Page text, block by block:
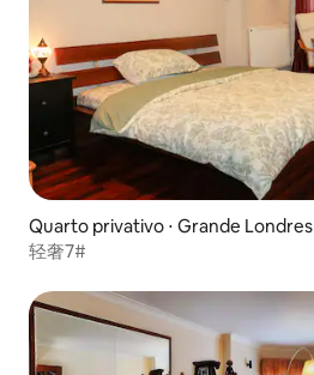
Quarto privativo ⋅ Grande Londres
轻奢7#